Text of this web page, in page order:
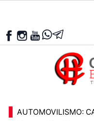
AUTOMOVILISMO: